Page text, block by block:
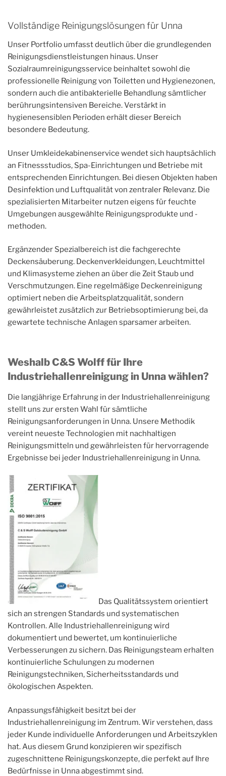
Vollständige Reinigungslösungen für Unna
Unser Portfolio umfasst deutlich über die grundlegenden
Reinigungsdienstleistungen hinaus. Unser
Sozialraumreinigungsservice beinhaltet sowohl die
professionelle Reinigung von Toiletten und Hygienezonen,
sondern auch die antibakterielle Behandlung sämtlicher
berührungsintensiven Bereiche. Verstärkt in
hygienesensiblen Perioden erhält dieser Bereich
besondere Bedeutung.
Unser Umkleidekabinenservice wendet sich hauptsächlich
an Fitnessstudios, Spa-Einrichtungen und Betriebe mit
entsprechenden Einrichtungen. Bei diesen Objekten haben
Desinfektion und Luftqualität von zentraler Relevanz. Die
spezialisierten Mitarbeiter nutzen eigens für feuchte
Umgebungen ausgewählte Reinigungsprodukte und -
methoden.
Ergänzender Spezialbereich ist die fachgerechte
Deckensäuberung. Deckenverkleidungen, Leuchtmittel
und Klimasysteme ziehen an über die Zeit Staub und
Verschmutzungen. Eine regelmäßige Deckenreinigung
optimiert neben die Arbeitsplatzqualität, sondern
gewährleistet zusätzlich zur Betriebsoptimierung bei, da
gewartete technische Anlagen sparsamer arbeiten.
Weshalb C&S Wolff für Ihre
Industriehallenreinigung in Unna wählen?
Die langjährige Erfahrung in der Industriehallenreinigung
stellt uns zur ersten Wahl für sämtliche
Reinigungsanforderungen in Unna. Unsere Methodik
vereint neueste Technologien mit nachhaltigen
Reinigungsmitteln und gewährleisten für hervorragende
Ergebnisse bei jeder Industriehallenreinigung in Unna.
Das Qualitätssystem orientiert
sich an strengen Standards und systematischen
Kontrollen. Alle Industriehallenreinigung wird
dokumentiert und bewertet, um kontinuierliche
Verbesserungen zu sichern. Das Reinigungsteam erhalten
kontinuierliche Schulungen zu modernen
Reinigungstechniken, Sicherheitsstandards und
ökologischen Aspekten.
Anpassungsfähigkeit besitzt bei der
Industriehallenreinigung im Zentrum. Wir verstehen, dass
jeder Kunde individuelle Anforderungen und Arbeitszyklen
hat. Aus diesem Grund konzipieren wir spezifisch
zugeschnittene Reinigungskonzepte, die perfekt auf Ihre
Bedürfnisse in Unna abgestimmt sind.